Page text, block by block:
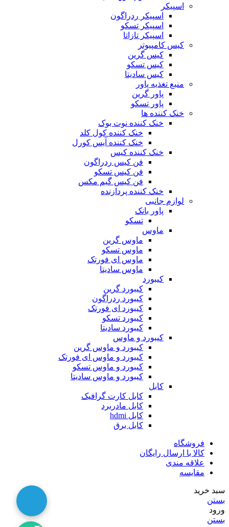
اسپیکر
اسپیکر ردراگون
اسپیکر تسکو
اسپیکر تازاتا
کیس کامپیوتر
کیس گرین
کیس تسکو
کیس سادیتا
منبع تغذیه‌ پاور
پاور گرین
پاور تسکو
خنک کننده ها
خنک کننده نوت بوک
خنک کننده کول کلد
خنک کننده آیس کورل
خنک کننده کیس
فن کیس ردراگون
فن کیس تسکو
فن کیس گیم مکس
خنک کننده پردازنده
لوازم جانبی
پاور بانک
تسکو
ماوس
ماوس گرین
ماوس تسکو
ماوس ای فورتک
ماوس سادیتا
کیبورد
کیبورد گرین
کیبورد ردراگون
کیبورد ای فورتک
کیبورد تسکو
کیبورد سادیتا
کیبورد و ماوس
کیبورد و ماوس گرین
کیبورد و ماوس ای فورتک
کیبورد و ماوس تسکو
کیبورد و ماوس سادیتا
کابل
کابل کارت گرافیک
کابل مادربرد
کابل hdmi
کابل برق
فروشگاه
کالا با ارسال رایگان
علاقه مندی
مقایسه
سبد خرید
بستن
ورود
بستن